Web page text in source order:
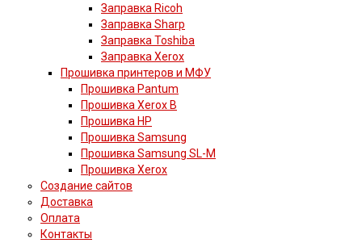
Заправка Ricoh
Заправка Sharp
Заправка Toshiba
Заправка Xerox
Прошивка принтеров и МФУ
Прошивка Pantum
Прошивка Xerox B
Прошивка HP
Прошивка Samsung
Прошивка Samsung SL-M
Прошивка Xerox
Создание сайтов
Доставка
Оплата
Контакты